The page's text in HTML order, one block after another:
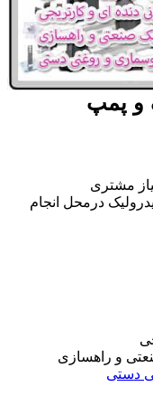
و پمپ
مشتری
درمحل انجام
و راهسازی
دستی